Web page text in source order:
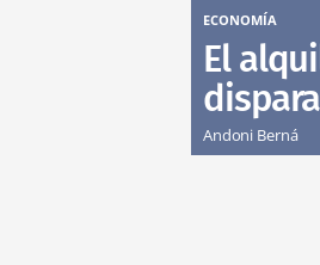
ECONOMÍA
El
Andoni Berná